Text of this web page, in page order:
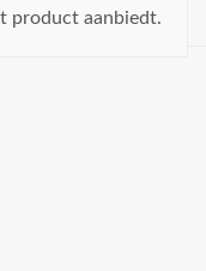
product aanbiedt.